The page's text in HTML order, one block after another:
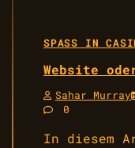
SPASS IN
Website
Sahar Murray
0
In diesem